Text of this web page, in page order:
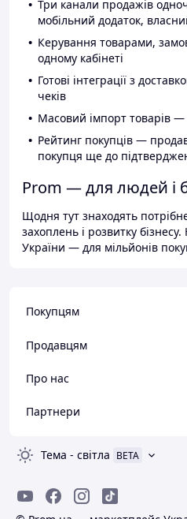
Три канали продажів
мобільний додаток,
Керування товарами,
одному кабінеті
Готові інтеграції з
чеків
Масовий імпорт товарів
Рейтинг покупців —
покупця ще до
Prom — для людей і
Щодня тут знаходять
захоплень і розвитку
України — для мільйонів
Покупцям
Продавцям
Про нас
Партнери
Тема - світла BETA